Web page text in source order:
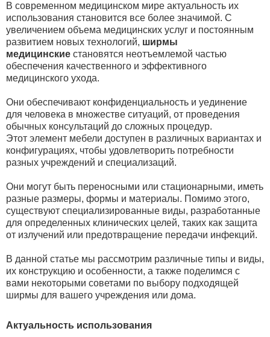
В современном медицинском мире актуальность их
использования становится все более значимой. С
увеличением объема медицинских услуг и постоянным
развитием новых технологий, ширмы
медицинские становятся неотъемлемой частью
обеспечения качественного и эффективного
медицинского ухода.
Они обеспечивают конфиденциальность и уединение
для человека в множестве ситуаций, от проведения
обычных консультаций до сложных процедур.
Этот элемент мебели доступен в различных вариантах и
конфигурациях, чтобы удовлетворить потребности
разных учреждений и специализаций.
Они могут быть переносными или стационарными, иметь
разные размеры, формы и материалы. Помимо этого,
существуют специализированные виды, разработанные
для определенных клинических целей, таких как защита
от излучений или предотвращение передачи инфекций.
В данной статье мы рассмотрим различные типы и виды,
их конструкцию и особенности, а также поделимся с
вами некоторыми советами по выбору подходящей
ширмы для вашего учреждения или дома.
Актуальность использования